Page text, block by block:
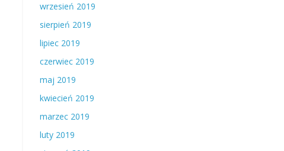
wrzesień 2019
sierpień 2019
lipiec 2019
czerwiec 2019
maj 2019
kwiecień 2019
marzec 2019
luty 2019